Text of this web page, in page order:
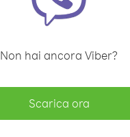
Non hai ancora Viber?
Scarica ora